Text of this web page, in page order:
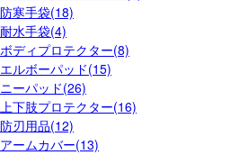
防寒手袋(18)
耐水手袋(4)
ボディプロテクター(8)
エルボーパッド(15)
ニーパッド(26)
上下肢プロテクター(16)
防刃用品(12)
アームカバー(13)